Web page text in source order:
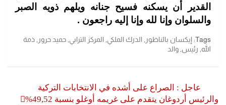
القدير أن يسكنه فسيح جنانه ويلهم ذويه الصبر
والسلوان وإنا لله وإنا إليه راجعون .
Tags: إيكسان بالناظور , الدرك الملكي, المركز الترابي, حميد حرور , ذمة
الله, رئيس, والد
تصفّح
المقالات
عاجل : الصراع على أشده في الانتخابات التركية
والرئيس أردوغان يتقدم على غريمه أوغلو بنسبة 49,52%